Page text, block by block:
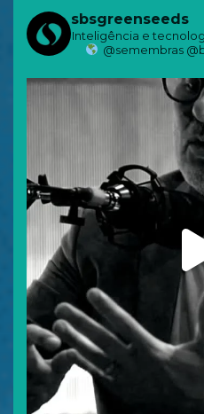
sbsgreenseeds
Inteligência e
@semembras